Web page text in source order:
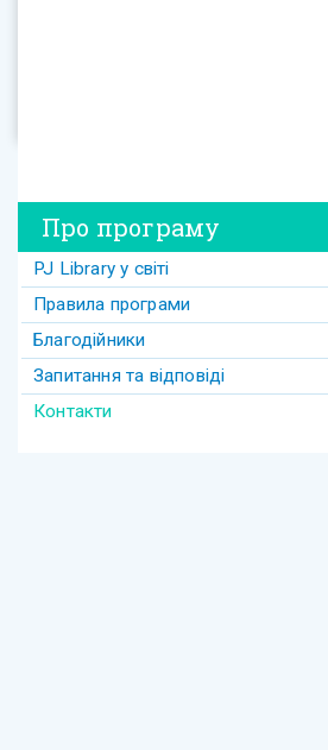
Про програму
PJ Library у світі
Правила програми
Благодійники
Запитання та відповіді
Контакти